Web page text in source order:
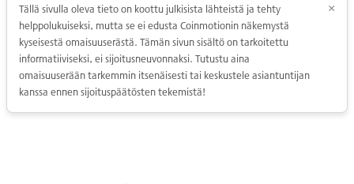
Tällä sivulla oleva tieto on koottu julkisista lähteistä ja tehty
helppolukuiseksi, mutta se ei edusta Coinmotionin näkemystä
kyseisestä omaisuuserästä. Tämän sivun sisältö on tarkoitettu
informatiiviseksi, ei sijoitusneuvonnaksi. Tutustu aina
omaisuuserään tarkemmin itsenäisesti tai keskustele asiantuntijan
kanssa ennen sijoituspäätösten tekemistä!
×